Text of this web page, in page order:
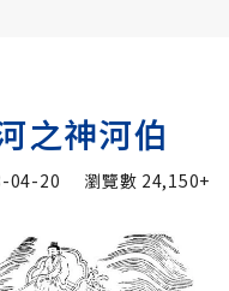
之神河伯
04-20 瀏覽數 24,150+